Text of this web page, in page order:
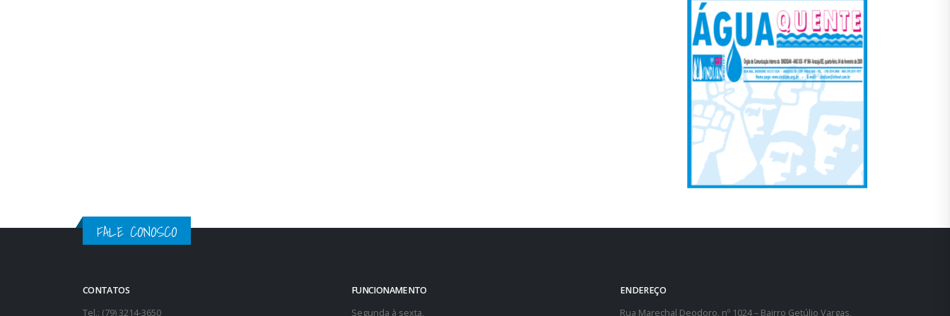
FALE CONOSCO
CONTATOS
Tel.: (79) 3214-3650
FUNCIONAMENTO
Segunda à sexta,
ENDEREÇO
Rua Marechal Deodoro, nº 1024 – Bairro Getúlio Vargas,